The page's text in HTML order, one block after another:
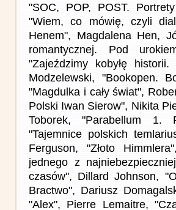
"SOC, POP, POST.
"Wiem, co mówię, czyli
Henem", Magdalena Hen,
romantycznej. Pod
"Zajeździmy kobyłę
Modzelewski, "Bookopen.
"Magdulka i cały świat",
Polski Iwan Sierow", Nikita
Toborek, "Parabellum 1.
"Tajemnice polskich
Ferguson, "Złoto
jednego z
czasów", Dillard Johnson,
Bractwo", Dariusz
"Alex", Pierre Lemaitre,